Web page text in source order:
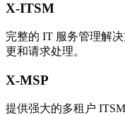
X-ITSM
完整的 IT 服务管理解
更和请求处理。
X-MSP
提供强大的多租户